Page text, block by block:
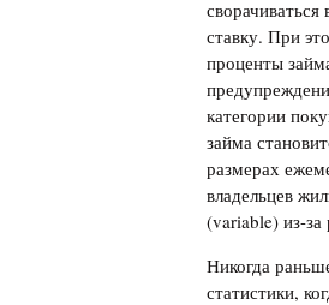
ставку. При
проценты
категории
займа
размерах
владельцев
(variable) из-за
Никогда
статистики,